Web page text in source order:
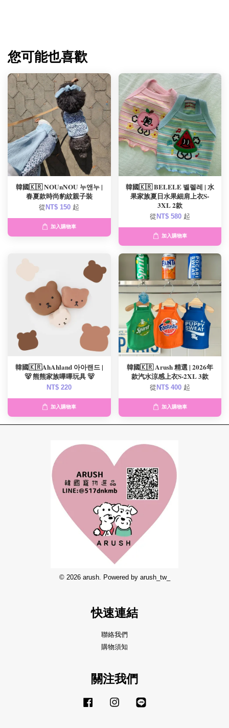
您可能也喜歡
韓國🇰🇷 NOUnNOU 누앤누 |
春夏款時尚豹紋親子裝
從NT$ 150 起
加入購物車
韓國🇰🇷 BELELE 벨렐레 | 水
果家族夏日水果細肩上衣S-
3XL 2款
從NT$ 580 起
加入購物車
韓國🇰🇷AhAhland 아아랜드 |
🐻 熊熊家族嗶嗶玩具 🐻
NT$ 220
加入購物車
韓國🇰🇷 Arush 精選 | 2026年
款汽水涼感上衣S-2XL 3款
從NT$ 400 起
加入購物車
© 2026 arush. Powered by arush_tw_
快速連結
聯絡我們
購物須知
關注我們
Facebook Instagram